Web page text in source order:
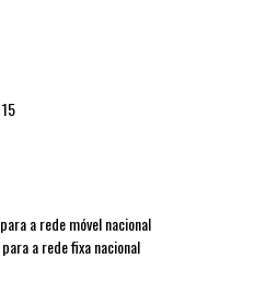
a rede móvel nacional
a rede fixa nacional